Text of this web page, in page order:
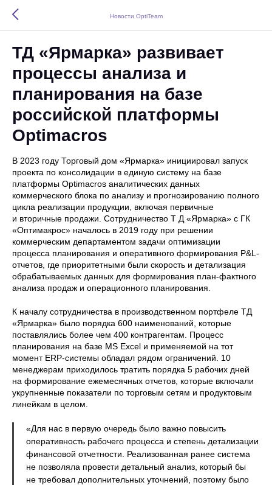
Новости OptiTeam
ТД «Ярмарка» развивает
процессы анализа и
планирования на базе
российской платформы
Optimaсros
В 2023 году Торговый дом «Ярмарка» инициировал запуск
проекта по консолидации в единую систему на базе
платформы Optimacros аналитических данных
коммерческого блока по анализу и прогнозированию полного
цикла реализации продукции, включая первичные
и вторичные продажи. Сотрудничество Т Д «Ярмарка» с ГК
«Оптимакрос» началось в 2019 году при решении
коммерческим департаментом задачи оптимизации
процесса планирования и оперативного формирования P&L-
отчетов, где приоритетными были скорость и детализация
обрабатываемых данных для формирования план-фактного
анализа продаж и операционного планирования.
К началу сотрудничества в производственном портфеле ТД
«Ярмарка» было порядка 600 наименований, которые
поставлялись более чем 400 контрагентам. Процесс
планирования на базе MS Excel и применяемой на тот
момент ERP-системы обладал рядом ограничений. 10
менеджерам приходилось тратить порядка 5 рабочих дней
на формирование ежемесячных отчетов, которые включали
укрупненные показатели по торговым сетям и продуктовым
линейкам в целом.
«Для нас в первую очередь было важно повысить
оперативность рабочего процесса и степень детализации
финансовой отчетности. Реализованная ранее система
не позволяла провести детальный анализ, который бы
не требовал дополнительных уточнений, поэтому было